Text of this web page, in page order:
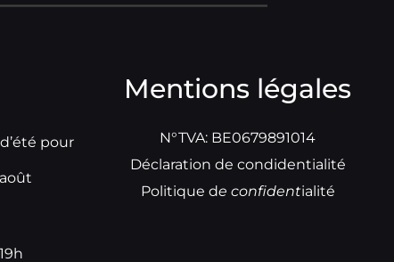
pour
Mentions légales
N°TVA: BE0679891014
Déclaration de condidentialité
Politique de confidentialité